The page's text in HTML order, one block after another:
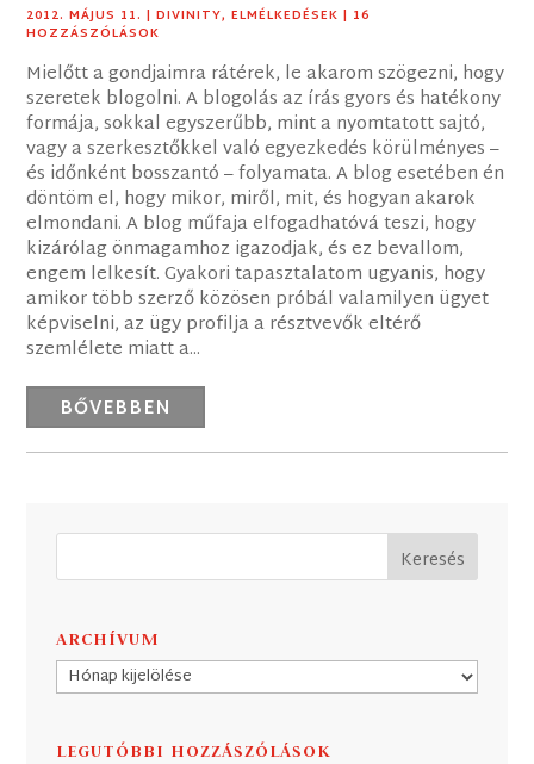
2012. MÁJUS 11. |DIVINITY,ELMÉLKEDÉSEK | 16
HOZZÁSZÓLÁSOK
Mielőtt a gondjaimra rátérek, le akarom szögezni, hogy
szeretek blogolni. A blogolás az írás gyors és hatékony
formája, sokkal egyszerűbb, mint a nyomtatott sajtó,
vagy a szerkesztőkkel való egyezkedés körülményes –
és időnként bosszantó – folyamata. A blog esetében én
döntöm el, hogy mikor, miről, mit, és hogyan akarok
elmondani. A blog műfaja elfogadhatóvá teszi, hogy
kizárólag önmagamhoz igazodjak, és ez bevallom,
engem lelkesít. Gyakori tapasztalatom ugyanis, hogy
amikor több szerző közösen próbál valamilyen ügyet
képviselni, az ügy profilja a résztvevők eltérő
szemlélete miatt a...
BŐVEBBEN
ARCHÍVUM
Archívum
LEGUTÓBBI HOZZÁSZÓLÁSOK